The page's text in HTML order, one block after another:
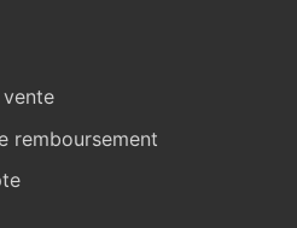
remboursement